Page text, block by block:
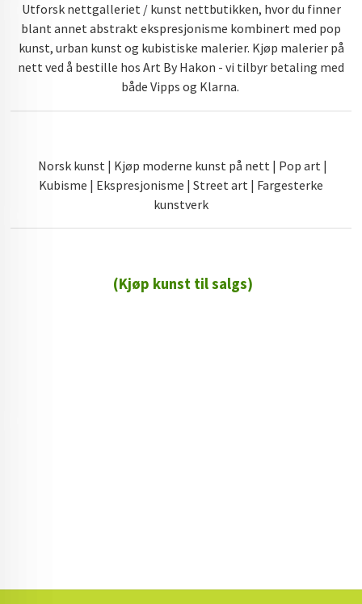
Utforsk nettgalleriet / kunst nettbutikken, hvor du finner
blant annet abstrakt ekspresjonisme kombinert med pop
kunst, urban kunst og kubistiske malerier. Kjøp malerier på
nett ved å bestille hos Art By Hakon - vi tilbyr betaling med
både Vipps og Klarna.
Norsk kunst | Kjøp moderne kunst på nett | Pop art |
Kubisme | Ekspresjonisme | Street art | Fargesterke
kunstverk
(Kjøp kunst til salgs)